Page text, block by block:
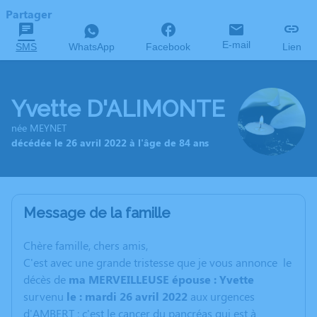
Partager
SMS WhatsApp Facebook E-mail Lien
Yvette D'ALIMONTE
née MEYNET
décédée le 26 avril 2022 à l'âge de 84 ans
Message de la famille
Chère famille, chers amis,
C'est avec une grande tristesse que je vous annonce le
décès de ma MERVEILLEUSE épouse : Yvette
survenu le : mardi 26 avril 2022 aux urgences
d'AMBERT ; c'est le cancer du pancréas qui est à